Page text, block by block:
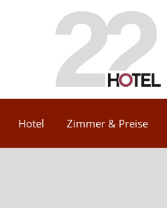
Hotel Zimmer & Preise